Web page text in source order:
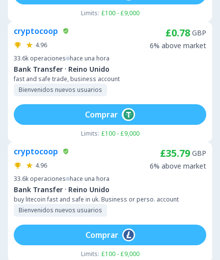
Limits: £100 - £9,000
cryptocoop
4.96
33.6k operaciones hace una hora
Bank Transfer · Reino Unido
fast and safe trade, business account
Bienvenidos nuevos usuarios
£0.78 GBP
6% above market
Limits: £100 - £9,000
Comprar
cryptocoop
4.96
33.6k operaciones hace una hora
Bank Transfer · Reino Unido
buy litecoin fast and safe in uk. Business or perso. account
Bienvenidos nuevos usuarios
£35.79 GBP
6% above market
Limits: £100 - £9,000
Comprar